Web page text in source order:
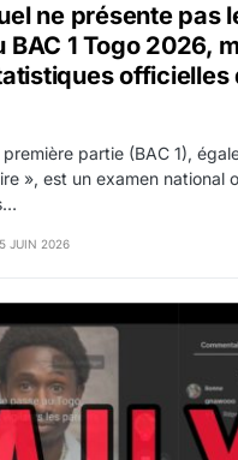
ne présente pas
BAC 1 Togo 2026,
officielles
partie (BAC 1),
», est un examen national
JUIN 2026